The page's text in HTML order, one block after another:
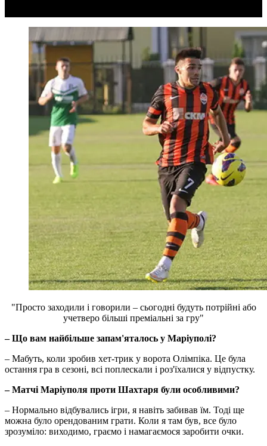
"Просто заходили і говорили – сьогодні будуть потрійні або
учетверо більші преміальні за гру"
– Що вам найбільше запам'яталось у Маріуполі?
– Мабуть, коли зробив хет-трик у ворота Олімпіка. Це була
остання гра в сезоні, всі поплескали і роз'їхалися у відпустку.
– Матчі Маріуполя проти Шахтаря були особливими?
– Нормально відбувались ігри, я навіть забивав їм. Тоді ще
можна було орендованим грати. Коли я там був, все було
зрозуміло: виходимо, граємо і намагаємося заробити очки.